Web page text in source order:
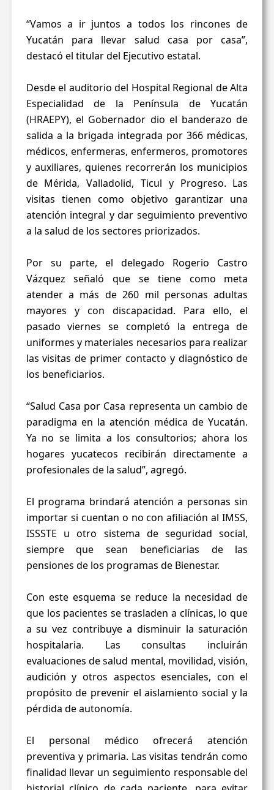
“Vamos a ir juntos a todos los rincones de
Yucatán para llevar salud casa por casa”,
destacó el titular del Ejecutivo estatal.
Desde el auditorio del Hospital Regional de Alta
Especialidad de la Península de Yucatán
(HRAEPY), el Gobernador dio el banderazo de
salida a la brigada integrada por 366 médicas,
médicos, enfermeras, enfermeros, promotores
y auxiliares, quienes recorrerán los municipios
de Mérida, Valladolid, Ticul y Progreso. Las
visitas tienen como objetivo garantizar una
atención integral y dar seguimiento preventivo
a la salud de los sectores priorizados.
Por su parte, el delegado Rogerio Castro
Vázquez señaló que se tiene como meta
atender a más de 260 mil personas adultas
mayores y con discapacidad. Para ello, el
pasado viernes se completó la entrega de
uniformes y materiales necesarios para realizar
las visitas de primer contacto y diagnóstico de
los beneficiarios.
“Salud Casa por Casa representa un cambio de
paradigma en la atención médica de Yucatán.
Ya no se limita a los consultorios; ahora los
hogares yucatecos recibirán directamente a
profesionales de la salud”, agregó.
El programa brindará atención a personas sin
importar si cuentan o no con afiliación al IMSS,
ISSSTE u otro sistema de seguridad social,
siempre que sean beneficiarias de las
pensiones de los programas de Bienestar.
Con este esquema se reduce la necesidad de
que los pacientes se trasladen a clínicas, lo que
a su vez contribuye a disminuir la saturación
hospitalaria. Las consultas incluirán
evaluaciones de salud mental, movilidad, visión,
audición y otros aspectos esenciales, con el
propósito de prevenir el aislamiento social y la
pérdida de autonomía.
El personal médico ofrecerá atención
preventiva y primaria. Las visitas tendrán como
finalidad llevar un seguimiento responsable del